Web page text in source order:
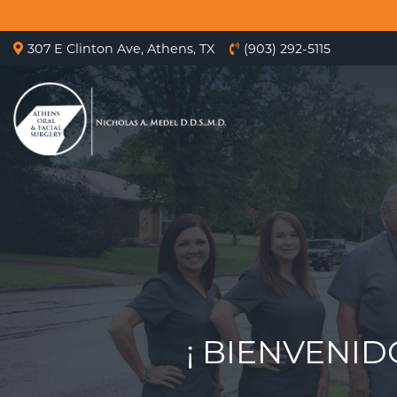
307 E Clinton Ave, Athens, TX (903) 292-5115
¡